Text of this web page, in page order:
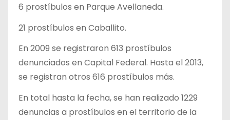
6 prostíbulos en Parque Avellaneda.
21 prostíbulos en Caballito.
En 2009 se registraron 613 prostíbulos
denunciados en Capital Federal. Hasta el 2013,
se registran otros 616 prostíbulos más.
En total hasta la fecha, se han realizado 1229
denuncias a prostíbulos en el territorio de la